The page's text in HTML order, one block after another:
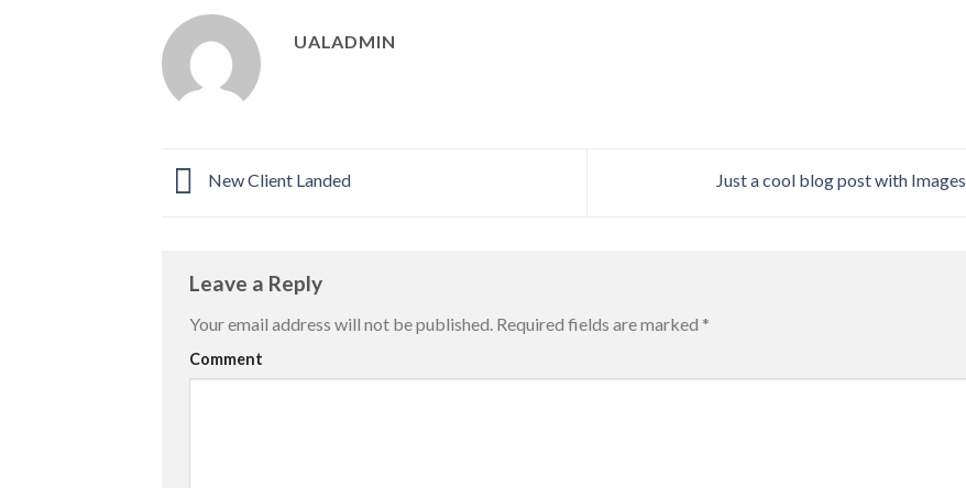
UALADMIN
New Client Landed Just a cool blog post with Images
Leave a Reply
Your email address will not be published. Required fields are marked *
Comment